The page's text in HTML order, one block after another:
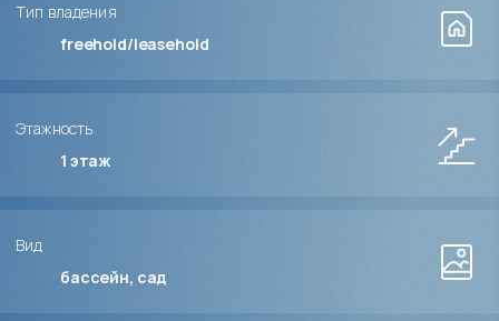
Тип владения
freehold/leasehold
Этажность
1 этаж
Вид
бассейн, сад